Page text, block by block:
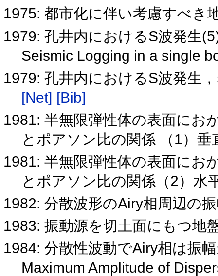
1975: 都市化に伴い考慮すべき
1979: 孔井内におけるS波発生
Seismic Logging in a single
1979: 孔井内におけるS波発生
[Net] [Bib]
1981: 半無限弾性体の表面にお
とポアソン比の関係 （1）
1981: 半無限弾性体の表面にお
とポアソン比の関係（2）水
1982: 分散波形のAiry相周辺の
1983: 振動源を切土面にもつ地
1984: 分散性波動でAiry相は振
Maximum Amplitude of